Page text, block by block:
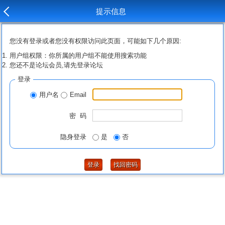
提示信息
您没有登录或者您没有权限访问此页面，可能如下几个原因:
用户组权限：你所属的用户组不能使用搜索功能
您还不是论坛会员,请先登录论坛
登录
用户名 Email
密 码
隐身登录 是 否